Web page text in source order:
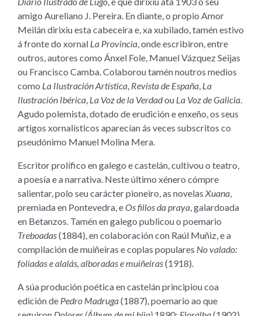
amigo Aureliano J. Pereira. En diante, o propio Amor
Meilán dirixiu esta cabeceira e, xa xubilado, tamén estivo
á fronte do xornal La Provincia, onde escribiron, entre
outros, autores como Ánxel Fole, Manuel Vázquez Seijas
ou Francisco Camba. Colaborou tamén noutros medios
como La Ilustración Artística, Revista de España, La
Ilustración Ibérica, La Voz de la Verdadou La Voz de Galicia.
Agudo polemista, dotado de erudición e enxeño, os seus
artigos xornalísticos aparecían ás veces subscritos co
pseudónimo Manuel Molina Mera.
Escritor prolífico en galego e castelán, cultivou o teatro,
a poesía e a narrativa. Neste último xénero cómpre
salientar, polo seu carácter pioneiro, as novelas Xuana,
premiada en Pontevedra, eOs fillos da praya, galardoada
en Betanzos. Tamén en galego publicou o poemario
Treboadas(1884), en colaboración con Raúl Muñiz, e a
compilación de muiñeiras e coplas populares No valado:
foliadas e alalás, alboradas e muiñeiras(1918).
A súa produción poética en castelán principiou coa
edición de Pedro Madruga(1887), poemario ao que